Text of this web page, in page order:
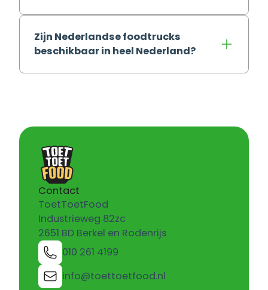
Zijn Nederlandse foodtrucks
beschikbaar in heel Nederland?
Contact
ToetToetFood
Industrieweg 82zc
2651 BD Berkel en Rodenrijs
010 261 4199
info@toettoetfood.nl